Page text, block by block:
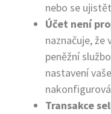
nebo se
Účet není
naznačuje, že
peněžní
nastavení
Transakce